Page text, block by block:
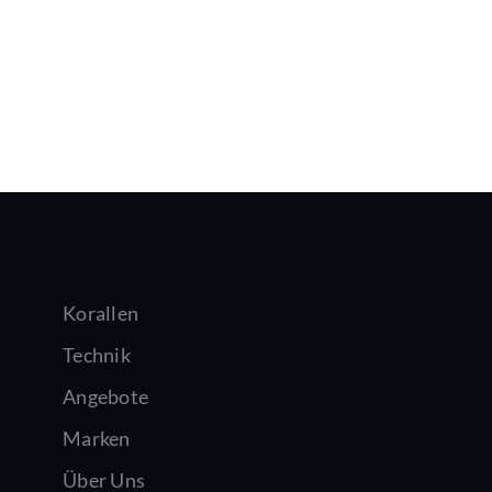
Korallen
Technik
Angebote
Marken
Über Uns